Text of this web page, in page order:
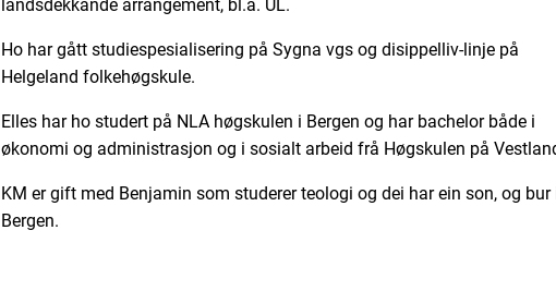
landsdekkande arrangement, bl.a. UL.
Ho har gått studiespesialisering på Sygna vgs og disippelliv-linje på
Helgeland folkehøgskule.
Elles har ho studert på NLA høgskulen i Bergen og har bachelor både i
økonomi og administrasjon og i sosialt arbeid frå Høgskulen på
KM er gift med Benjamin som studerer teologi og dei har ein son, og bur
Bergen.